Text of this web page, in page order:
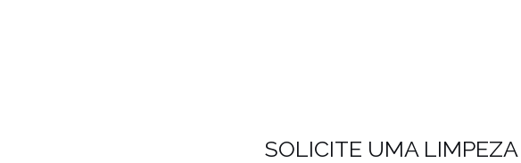
SOLICITE UMA